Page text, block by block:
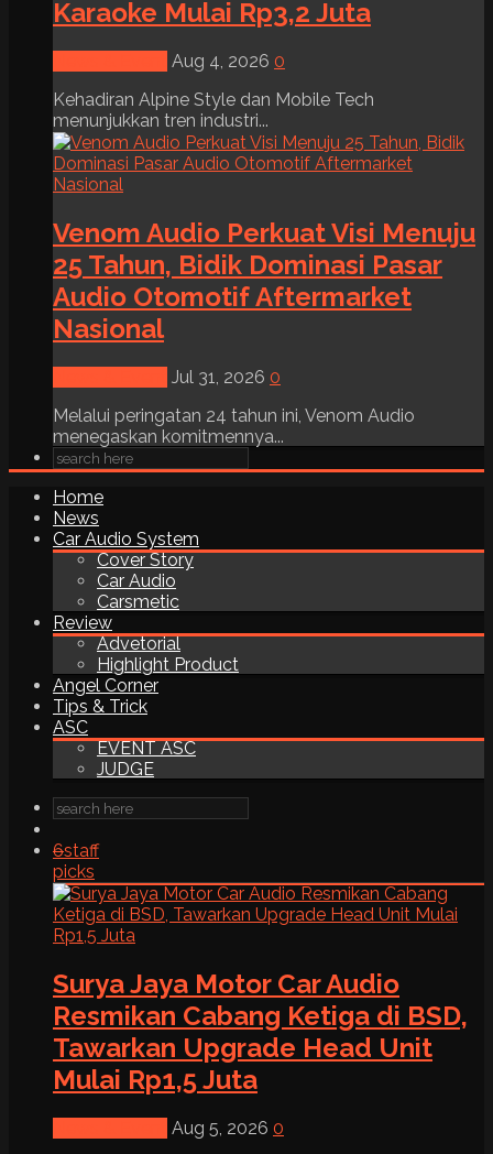
Karaoke Mulai Rp3,2 Juta
Aug 4, 2026 0
Kehadiran Alpine Style dan Mobile Tech
menunjukkan tren industri...
Venom Audio Perkuat Visi Menuju
25 Tahun, Bidik Dominasi Pasar
Audio Otomotif Aftermarket
Nasional
Jul 31, 2026 0
Melalui peringatan 24 tahun ini, Venom Audio
menegaskan komitmennya...
Home
News
Car Audio System
Cover Story
Car Audio
Carsmetic
Review
Advetorial
Highlight Product
Angel Corner
Tips & Trick
ASC
EVENT ASC
JUDGE
6staff
picks
Surya Jaya Motor Car Audio
Resmikan Cabang Ketiga di BSD,
Tawarkan Upgrade Head Unit
Mulai Rp1,5 Juta
Aug 5, 2026 0